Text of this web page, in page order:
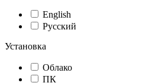
English
Русский
Установка
Облако
ПК